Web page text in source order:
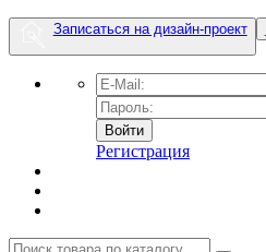
Записаться на дизайн-проект
Регистрация